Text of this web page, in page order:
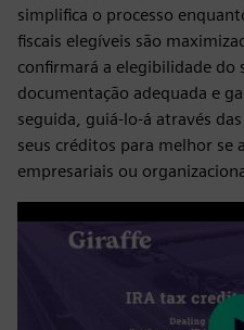
simplifica o processo
fiscais elegíveis são
confirmará a elegibilidade do
documentação adequada e
seguida, guiá-lo-á através
seus créditos para melhor se
empresariais ou